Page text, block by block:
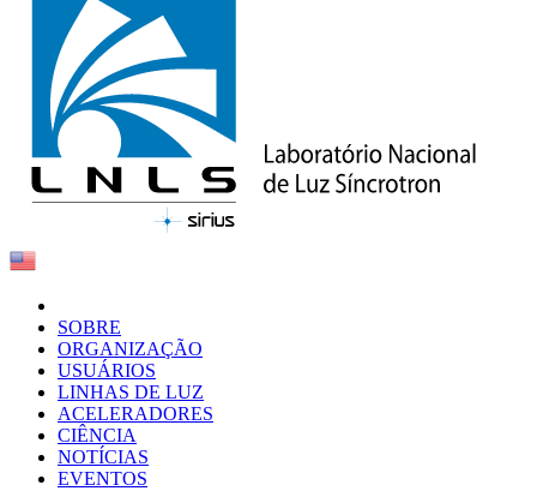
SOBRE
ORGANIZAÇÃO
USUÁRIOS
LINHAS DE LUZ
ACELERADORES
CIÊNCIA
NOTÍCIAS
EVENTOS